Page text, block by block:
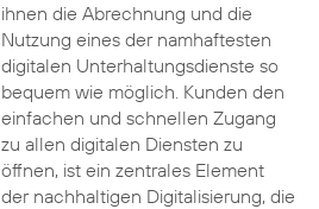
ihnen die Abrechnung und die
Nutzung eines der namhaftesten
digitalen Unterhaltungsdienste so
bequem wie möglich. Kunden den
einfachen und schnellen Zugang
zu allen digitalen Diensten zu
öffnen, ist ein zentrales Element
der nachhaltigen Digitalisierung, die